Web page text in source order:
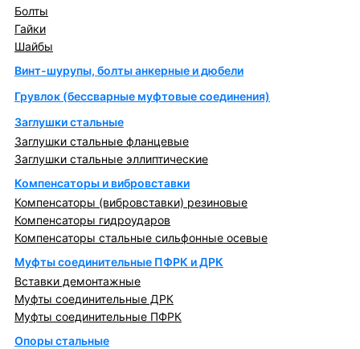
Болты
Гайки
Шайбы
Винт-шурупы, болты анкерные и дюбели
Грувлок (бессварные муфтовые соединения)
Заглушки стальные
Заглушки стальные фланцевые
Заглушки стальные эллиптические
Компенсаторы и вибровставки
Компенсаторы (вибровставки) резиновые
Компенсаторы гидроударов
Компенсаторы стальные сильфонные осевые
Муфты соединительные ПФРК и ДРК
Вставки демонтажные
Муфты соединительные ДРК
Муфты соединительные ПФРК
Опоры стальные